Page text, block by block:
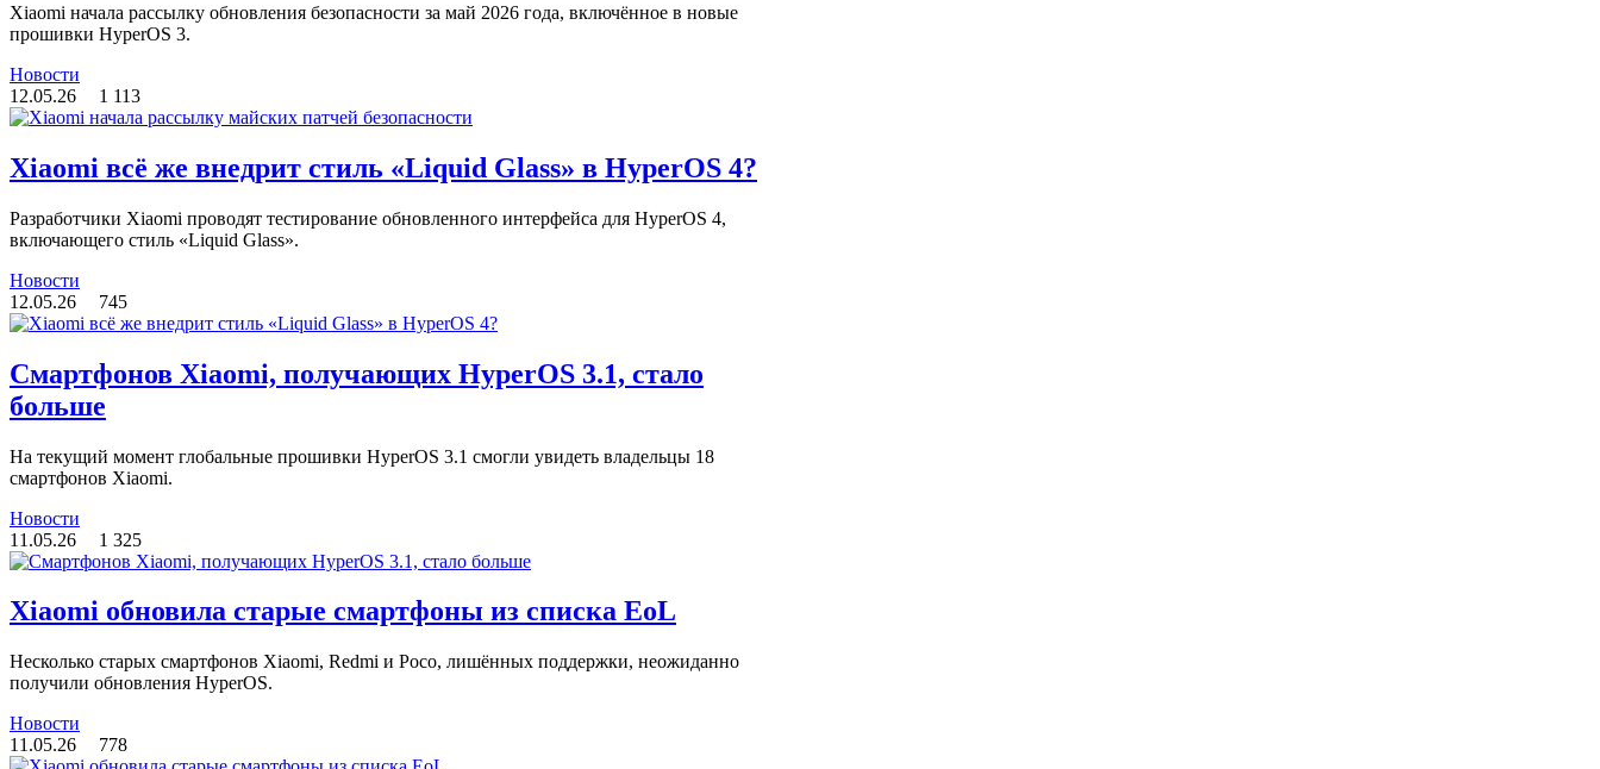
Xiaomi начала рассылку обновления безопасности за май 2026 года, включённое в новые
прошивки HyperOS 3.
Новости
12.05.26
1 113
Xiaomi всё же внедрит стиль «Liquid Glass» в HyperOS 4?
Разработчики Xiaomi проводят тестирование обновленного интерфейса для HyperOS 4,
включающего стиль «Liquid Glass».
Новости
12.05.26
745
Смартфонов Xiaomi, получающих HyperOS 3.1, стало
больше
На текущий момент глобальные прошивки HyperOS 3.1 смогли увидеть владельцы 18
смартфонов Xiaomi.
Новости
11.05.26
1 325
Xiaomi обновила старые смартфоны из списка EoL
Несколько старых смартфонов Xiaomi, Redmi и Poco, лишённых поддержки, неожиданно
получили обновления HyperOS.
Новости
11.05.26
778